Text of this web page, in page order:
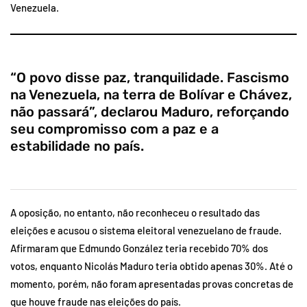
Venezuela.
“O povo disse paz, tranquilidade. Fascismo
na Venezuela, na terra de Bolívar e Chávez,
não passará”, declarou Maduro, reforçando
seu compromisso com a paz e a
estabilidade no país.
A oposição, no entanto, não reconheceu o resultado das
eleições e acusou o sistema eleitoral venezuelano de fraude.
Afirmaram que Edmundo González teria recebido 70% dos
votos, enquanto Nicolás Maduro teria obtido apenas 30%. Até o
momento, porém, não foram apresentadas provas concretas de
que houve fraude nas eleições do país.